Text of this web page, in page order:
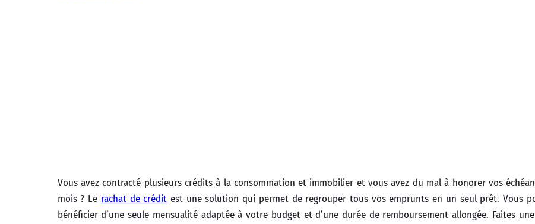
Vous avez contracté plusieurs crédits à la consommation et immobilier et vous avez du mal à honorer vos
mois ? Le rachat de crédit est une solution qui permet de regrouper tous vos emprunts en un seul prêt. Vous
bénéficier d’une seule mensualité adaptée à votre budget et d’une durée de remboursement allongée. Faites